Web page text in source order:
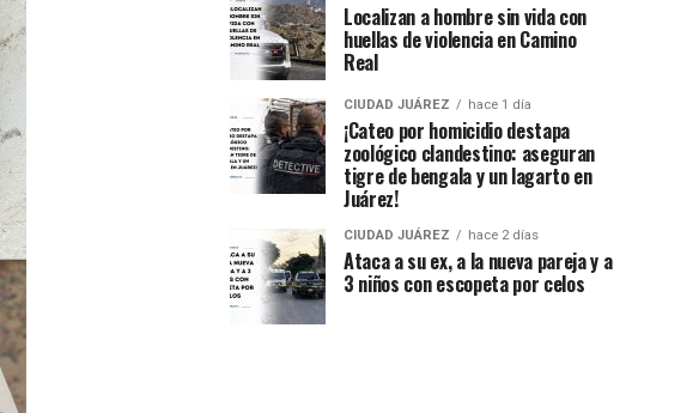
Localizan a hombre sin vida con
huellas de violencia en Camino
Real
CIUDAD JUÁREZ hace 1 día
¡Cateo por homicidio destapa
zoológico clandestino: aseguran
tigre de bengala y un lagarto en
Juárez!
CIUDAD JUÁREZ hace 2 días
Ataca a su ex, a la nueva pareja y a
3 niños con escopeta por celos